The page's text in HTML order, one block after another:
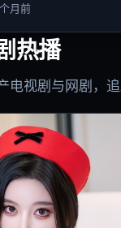
月前
热播
电视剧与网剧，